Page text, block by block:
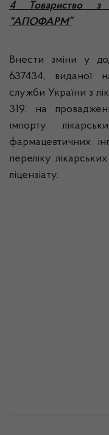
4 Товариство з
“АПОФАРМ”
Внести зміни у
637434, виданої
служби України з
319, на
імпорту
фармацевтичних
переліку
ліцензіату.